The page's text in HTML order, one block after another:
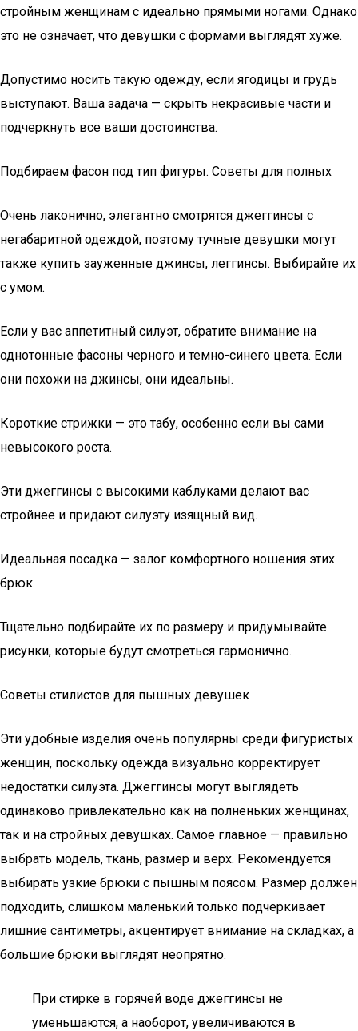
стройным женщинам с идеально прямыми ногами. Однако
это не означает, что девушки с формами выглядят хуже.
Допустимо носить такую одежду, если ягодицы и грудь
выступают. Ваша задача — скрыть некрасивые части и
подчеркнуть все ваши достоинства.
Подбираем фасон под тип фигуры. Советы для полных
Очень лаконично, элегантно смотрятся джеггинсы с
негабаритной одеждой, поэтому тучные девушки могут
также купить зауженные джинсы, леггинсы. Выбирайте их
с умом.
Если у вас аппетитный силуэт, обратите внимание на
однотонные фасоны черного и темно-синего цвета. Если
они похожи на джинсы, они идеальны.
Короткие стрижки — это табу, особенно если вы сами
невысокого роста.
Эти джеггинсы с высокими каблуками делают вас
стройнее и придают силуэту изящный вид.
Идеальная посадка — залог комфортного ношения этих
брюк.
Тщательно подбирайте их по размеру и придумывайте
рисунки, которые будут смотреться гармонично.
Советы стилистов для пышных девушек
Эти удобные изделия очень популярны среди фигуристых
женщин, поскольку одежда визуально корректирует
недостатки силуэта. Джеггинсы могут выглядеть
одинаково привлекательно как на полненьких женщинах,
так и на стройных девушках. Самое главное — правильно
выбрать модель, ткань, размер и верх. Рекомендуется
выбирать узкие брюки с пышным поясом. Размер должен
подходить, слишком маленький только подчеркивает
лишние сантиметры, акцентирует внимание на складках, а
большие брюки выглядят неопрятно.
При стирке в горячей воде джеггинсы не
уменьшаются, а наоборот, увеличиваются в